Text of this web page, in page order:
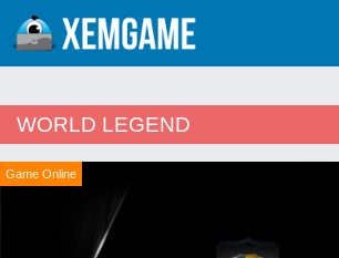
WORLD LEGEND
Game Online